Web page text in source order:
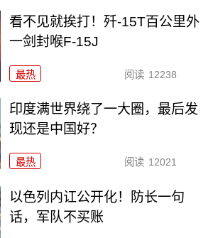
看不见就挨打！歼-15T百公里外
一剑封喉F-15J
最热 阅读 12238
印度满世界绕了一大圈，最后发
现还是中国好？
最热 阅读 12021
以色列内讧公开化！防长一句
话，军队不买账